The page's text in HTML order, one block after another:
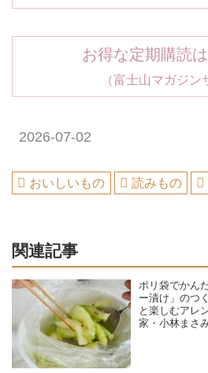
お得な定期購読
（富士山マガジン
2026-07-02
おいしいもの 読みもの
関連記事
ポリ袋でかん
ー漬け」のつ
と楽しむアレ
家・小林まさ